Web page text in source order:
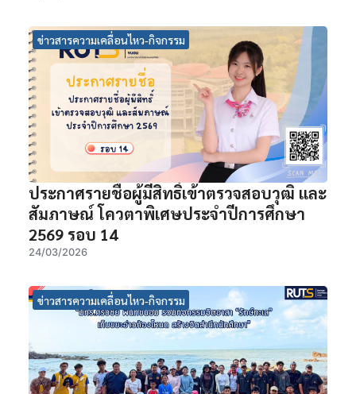
ข่าวสารความเคลื่อนไหว-กิจกรรม
ประกาศรายชื่อผู้มีสิทธิ์เข้าตรวจสอบวุฒิ และ
สัมภาษณ์ โควตาพิเศษประจำปีการศึกษา
2569 รอบ 14
24/03/2026
ข่าวสารความเคลื่อนไหว-กิจกรรม